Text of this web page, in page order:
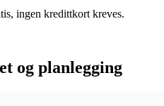
ingen kredittkort kreves.
og planlegging